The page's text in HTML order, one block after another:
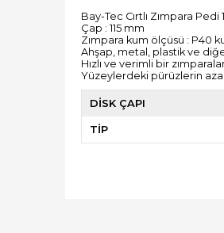
Bay-Tec Cırtlı Zımpara Pedi
Çap : 115 mm
Zımpara kum ölçüsü : P40
Ahşap, metal, plastik ve
Hızlı ve verimli bir
Yüzeylerdeki pürüzlerin
DİSK ÇAPI
TİP